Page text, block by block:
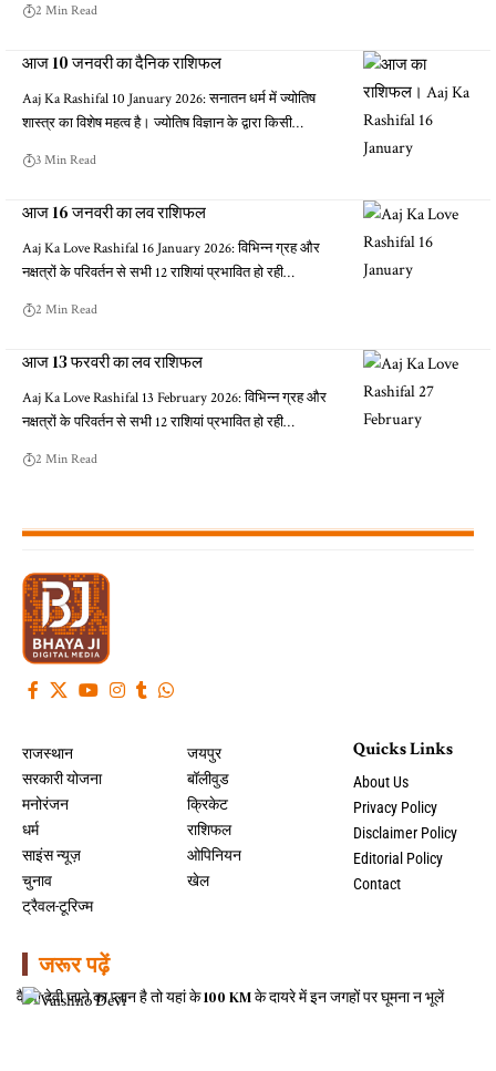
2 Min Read
आज 10 जनवरी का दैनिक राशिफल
Aaj Ka Rashifal 10 January 2026: सनातन धर्म में ज्योतिष
शास्त्र का विशेष महत्व है। ज्योतिष विज्ञान के द्वारा किसी…
3 Min Read
आज 16 जनवरी का लव राशिफल
Aaj Ka Love Rashifal 16 January 2026: विभिन्न ग्रह और
नक्षत्रों के परिवर्तन से सभी 12 राशियां प्रभावित हो रही…
2 Min Read
आज 13 फरवरी का लव राशिफल
Aaj Ka Love Rashifal 13 February 2026: विभिन्न ग्रह और
नक्षत्रों के परिवर्तन से सभी 12 राशियां प्रभावित हो रही…
2 Min Read
राजस्थान
सरकारी योजना
मनोरंजन
धर्म
साइंस न्यूज़
चुनाव
ट्रैवल-टूरिज्म
जयपुर
बॉलीवुड
क्रिकेट
राशिफल
ओपिनियन
खेल
Quicks Links
About Us
Privacy Policy
Disclaimer Policy
Editorial Policy
Contact
जरूर पढ़ें
वैष्णो देवी जाने का प्लान है तो यहां के 100 KM के दायरे में इन जगहों पर घूमना न भूलें